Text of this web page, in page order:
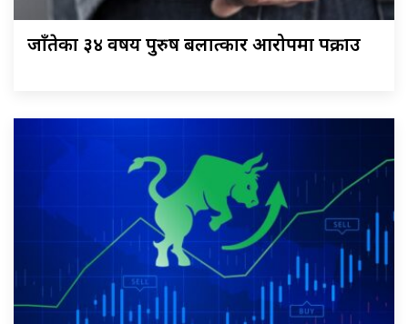
जाँतेका ३४ वर्षीय पुरुष बलात्कार आरोपमा पक्राउ